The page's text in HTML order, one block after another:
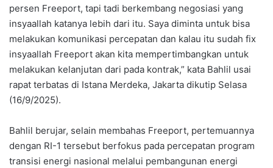
persen Freeport, tapi tadi berkembang negosiasi yang
insyaallah katanya lebih dari itu. Saya diminta untuk bisa
melakukan komunikasi percepatan dan kalau itu sudah fix
insyaallah Freeport akan kita mempertimbangkan untuk
melakukan kelanjutan dari pada kontrak,” kata Bahlil usai
rapat terbatas di Istana Merdeka, Jakarta dikutip Selasa
(16/9/2025).
Bahlil berujar, selain membahas Freeport, pertemuannya
dengan RI-1 tersebut berfokus pada percepatan program
transisi energi nasional melalui pembangunan energi